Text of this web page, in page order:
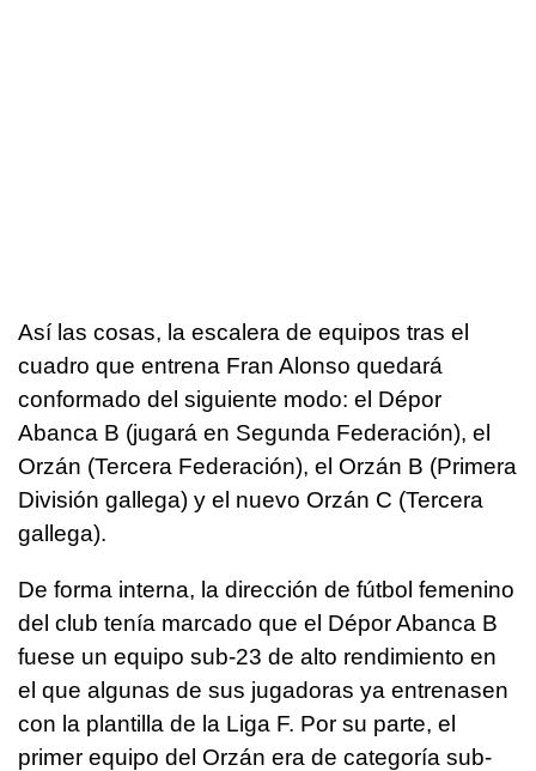
Así las cosas, la escalera de equipos tras el
cuadro que entrena Fran Alonso quedará
conformado del siguiente modo: el Dépor
Abanca B (jugará en Segunda Federación), el
Orzán (Tercera Federación), el Orzán B (Primera
División gallega) y el nuevo Orzán C (Tercera
gallega).
De forma interna, la dirección de fútbol femenino
del club tenía marcado que el Dépor Abanca B
fuese un equipo sub-23 de alto rendimiento en
el que algunas de sus jugadoras ya entrenasen
con la plantilla de la Liga F. Por su parte, el
primer equipo del Orzán era de categoría sub-